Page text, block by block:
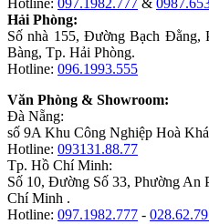
Hotline: 097.1982.777 &
Hải Phòng:
Số nhà 155, Đường Bạch Đằng,
Bàng, Tp. Hải Phòng.
Hotline: 096.1993.555
Văn Phòng & Showroom:
Đà Nẵng:
số 9A Khu Công Nghiệp Hoà
Hotline: 093131.88.77
Tp. Hồ Chí Minh:
Số 10, Đường Số 33, Phường An
Chí Minh .
Hotline: 097.1982.777 -